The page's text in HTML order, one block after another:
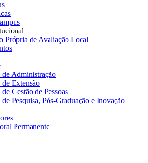
Própria de Avaliação Local
Administração
Extensão
Gestão de Pessoas
Pesquisa, Pós-Graduação e Inovação
Permanente